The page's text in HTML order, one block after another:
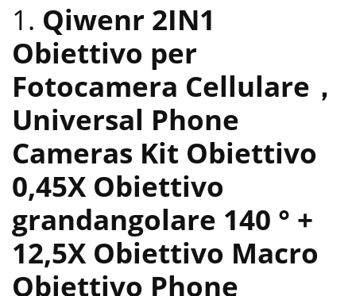
1. Qiwenr 2IN1
Obiettivo per
Fotocamera Cellulare，
Universal Phone
Cameras Kit Obiettivo
0,45X Obiettivo
grandangolare 140 ° +
12,5X Obiettivo Macro
Obiettivo Phone